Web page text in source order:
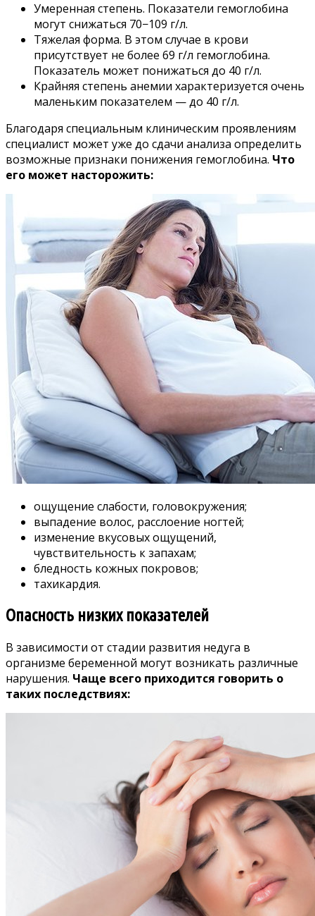
Умеренная степень. Показатели гемоглобина
могут снижаться 70−109 г/л.
Тяжелая форма. В этом случае в крови
присутствует не более 69 г/л гемоглобина.
Показатель может понижаться до 40 г/л.
Крайняя степень анемии характеризуется очень
маленьким показателем — до 40 г/л.
Благодаря специальным клиническим проявлениям
специалист может уже до сдачи анализа определить
возможные признаки понижения гемоглобина. Что
его может насторожить:
ощущение слабости, головокружения;
выпадение волос, расслоение ногтей;
изменение вкусовых ощущений,
чувствительность к запахам;
бледность кожных покровов;
тахикардия.
Опасность низких показателей
В зависимости от стадии развития недуга в
организме беременной могут возникать различные
нарушения. Чаще всего приходится говорить о
таких последствиях: